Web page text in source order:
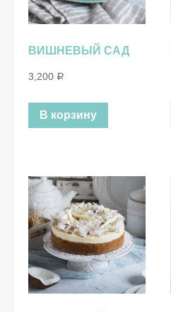
ВИШНЕВЫЙ САД
3,200 Р
В корзину